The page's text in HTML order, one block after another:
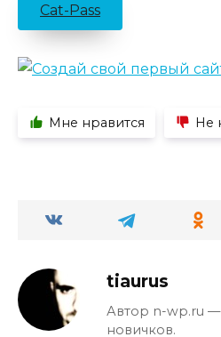
Cat-Pass
Мне нравится Не
tiaurus
Автор n-wp.ru —
новичков.